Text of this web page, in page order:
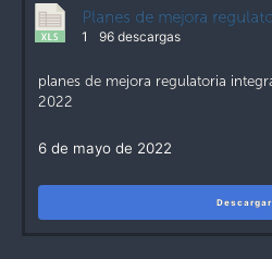
Planes de mejora
1 96 descargas
planes de mejora regulatoria
2022
6 de mayo de 2022
Descargar